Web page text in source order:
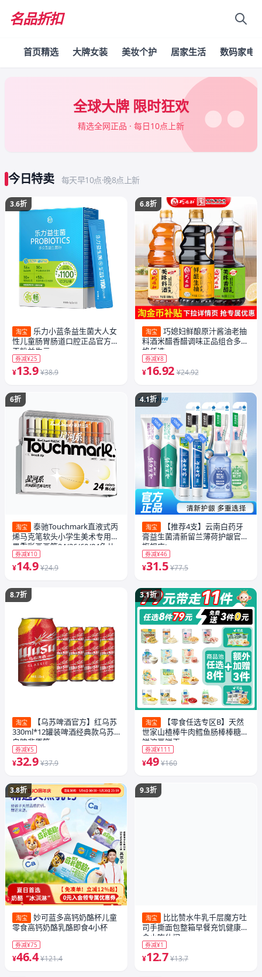
名品折扣
首页精选 大牌女装 美妆个护 居家生活 数码家电
全球大牌 限时狂欢
精选全网正品 · 每日10点上新
今日特卖 每天早10点·晚8点上新
3.6折
淘宝
乐力小蓝条益生菌大人女
性儿童肠胃肠道口腔正品官方冻
干粉益生元
券减¥25
¥13.9 ¥38.9
6折
淘宝
泰驰Touchmark直液式丙
烯马克笔软头小学生美术专用浓
墨重彩画画笔24/36/60/84色儿
童可水洗幼儿园水彩笔礼物
券减¥10
¥14.9 ¥24.9
8.7折
淘宝
【乌苏啤酒官方】红乌苏
330ml*12罐装啤酒经典款乌苏
白啤非原箱
券减¥5
¥32.9 ¥37.9
3.8折
淘宝
妙可蓝多高钙奶酪杯儿童
零食高钙奶酪乳酪即食4小杯
券减¥75
¥46.4 ¥121.4
6.8折
淘宝
巧媳妇鲜酿原汁酱油老抽
料酒米醋香醋调味正品组合多规
格任选
券减¥8
¥16.92 ¥24.92
4.1折
淘宝
【推荐4支】云南白药牙
膏益生菌清新留兰薄荷护龈官方
旗舰店t
券减¥46
¥31.5 ¥77.5
3.1折
淘宝
【零食任选专区B】天然
世家山楂棒牛肉鳕鱼肠棒棒糖米
饼溶豆饼干
券减¥111
¥49 ¥160
9.3折
淘宝
比比赞水牛乳千层魔方吐
司手撕面包整箱早餐充饥健康零
食小吃休闲
券减¥1
¥12.7 ¥13.7